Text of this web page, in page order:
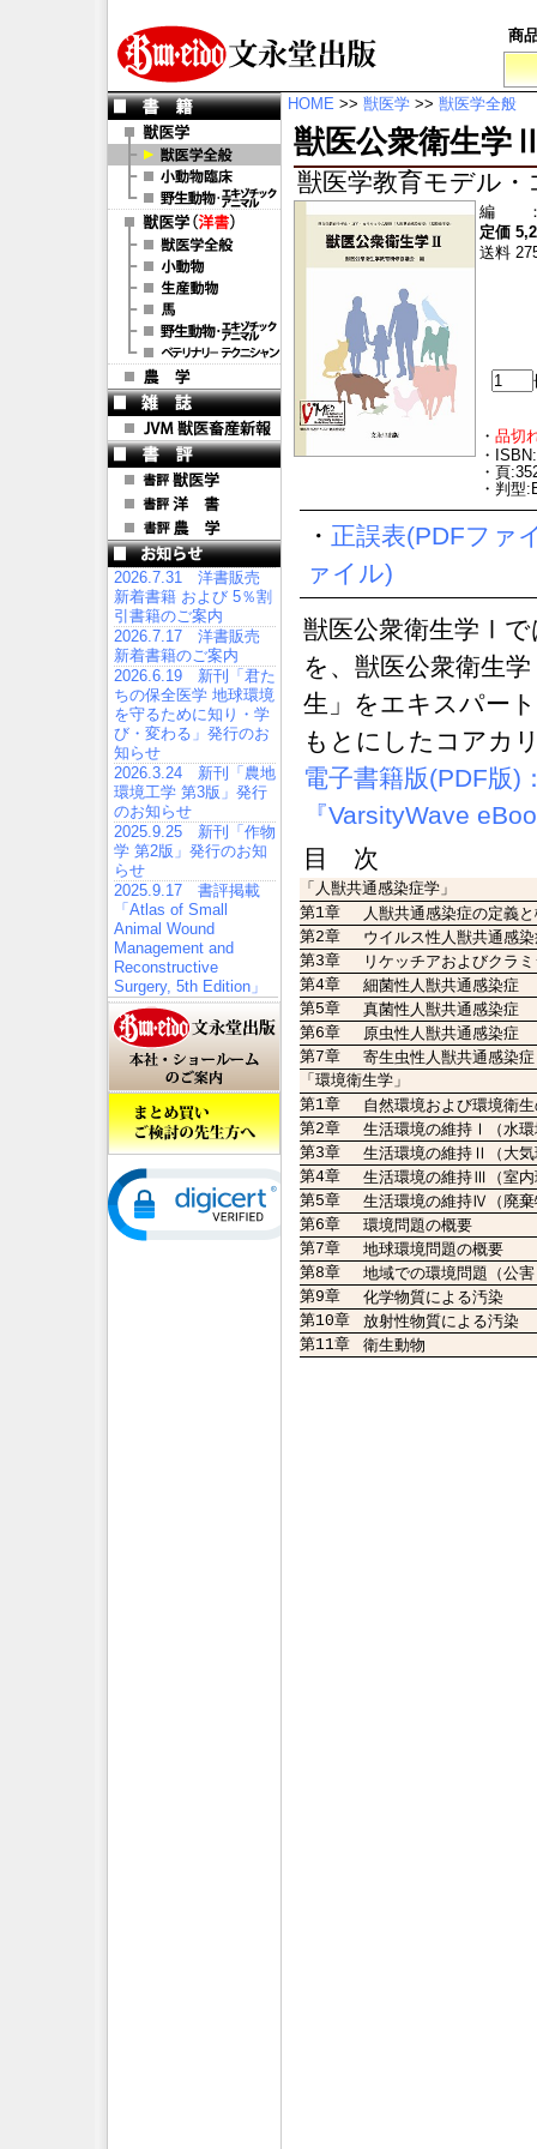
商
2026.7.31 洋書販売
新着書籍 および 5％割
引書籍のご案内
2026.7.17 洋書販売
新着書籍のご案内
2026.6.19 新刊「君た
ちの保全医学 地球環境
を守るために知り・学
び・変わる」発行のお
知らせ
2026.3.24 新刊「農地
環境工学 第3版」発行
のお知らせ
2025.9.25 新刊「作物
学 第2版」発行のお知
らせ
2025.9.17 書評掲載
「Atlas of Small
Animal Wound
Management and
Reconstructive
Surgery, 5th Edition」
HOME >> 獣医学 >> 獣医学全般
獣医公衆衛生学
獣医学教育モデル
編
定価
送料
・ 品切
・
・頁
・判型
・ 正誤表(PDFファ
ァイル)
獣医公衆衛生学Ⅰで
を、獣医公衆衛生
生」をエキスパー
もとにしたコアカ
電子書籍版(PDF版)
『VarsityWave
目 次
「人獣共通感染症学」
第1章
人獣共通感染症の定義
第2章
ウイルス性人獣共通感
第3章
リケッチアおよびクラ
第4章
細菌性人獣共通感染症
第5章
真菌性人獣共通感染症
第6章
原虫性人獣共通感染症
第7章
寄生虫性人獣共通感染症
「環境衛生学」
第1章
自然環境および環境衛
第2章
生活環境の維持Ⅰ（水環
第3章
生活環境の維持Ⅱ（大気
第4章
生活環境の維持Ⅲ（室内
第5章
生活環境の維持Ⅳ（廃棄
第6章
環境問題の概要
第7章
地球環境問題の概要
第8章
地域での環境問題（公
第9章
化学物質による汚染
第10章
放射性物質による汚染
第11章
衛生動物